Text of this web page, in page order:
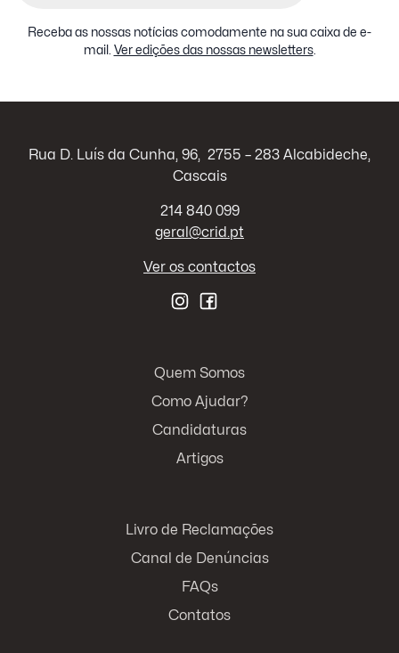
Receba as nossas notícias comodamente na sua caixa de e-
mail. Ver edições das nossas newsletters.
Rua D. Luís da Cunha, 96, 2755 – 283 Alcabideche,
Cascais
214 840 099
geral@crid.pt
Ver os contactos
Quem Somos
Como Ajudar?
Candidaturas
Artigos
Livro de Reclamações
Canal de Denúncias
FAQs
Contatos